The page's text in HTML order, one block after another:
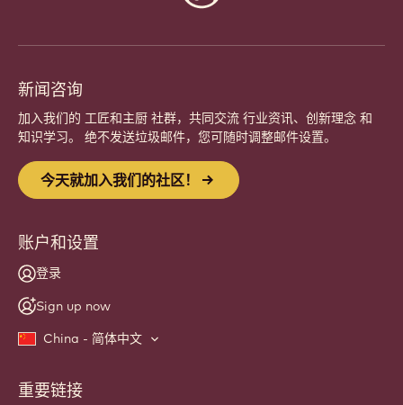
新闻咨询
加入我们的 工匠和主厨 社群，共同交流 行业资讯、创新理念 和
知识学习。 绝不发送垃圾邮件，您可随时调整邮件设置。
今天就加入我们的社区！
账户和设置
登录
Sign up now
China - 简体中文
Footer
重要链接